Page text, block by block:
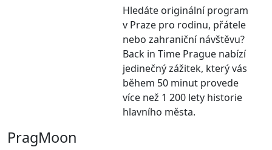
Hledáte originální program
v Praze pro rodinu, přátele
nebo zahraniční návštěvu?
Back in Time Prague nabízí
jedinečný zážitek, který vás
během 50 minut provede
více než 1 200 lety historie
hlavního města.
PragMoon